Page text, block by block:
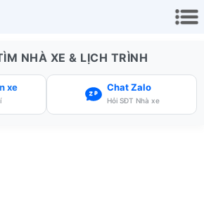
NHÀ XE & LỊCH TRÌNH
xe Chat Zalo
Hỏi SĐT Nhà xe